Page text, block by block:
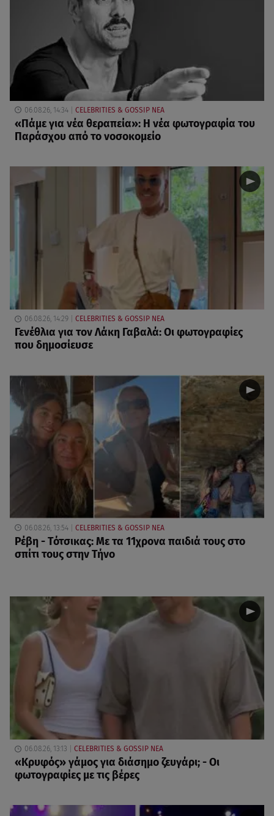
06.08.26, 14:34 CELEBRITIES & GOSSIP ΝΕΑ
«Πάμε για νέα θεραπεία»: Η νέα φωτογραφία του
Παράσχου από το νοσοκομείο
06.08.26, 14:29 CELEBRITIES & GOSSIP ΝΕΑ
Γενέθλια για τον Λάκη Γαβαλά: Οι φωτογραφίες
που δημοσίευσε
06.08.26, 13:54 CELEBRITIES & GOSSIP ΝΕΑ
Ρέβη - Τότσικας: Με τα 11χρονα παιδιά τους στο
σπίτι τους στην Τήνο
06.08.26, 13:13 CELEBRITIES & GOSSIP ΝΕΑ
«Κρυφός» γάμος για διάσημο ζευγάρι; - Οι
φωτογραφίες με τις βέρες